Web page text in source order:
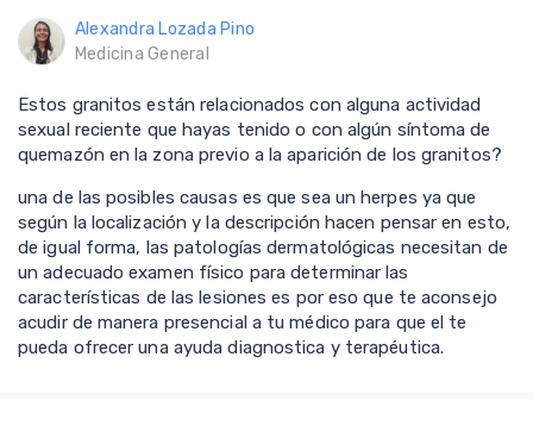
Alexandra Lozada Pino
Medicina General
Estos granitos están relacionados con alguna actividad
sexual reciente que hayas tenido o con algún síntoma de
quemazón en la zona previo a la aparición de los granitos?
una de las posibles causas es que sea un herpes ya que
según la localización y la descripción hacen pensar en esto,
de igual forma, las patologías dermatológicas necesitan de
un adecuado examen físico para determinar las
características de las lesiones es por eso que te aconsejo
acudir de manera presencial a tu médico para que el te
pueda ofrecer una ayuda diagnostica y terapéutica.